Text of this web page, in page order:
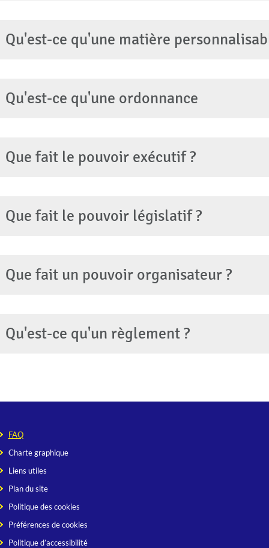
Qu'est-ce qu'une matière
Qu'est-ce qu'une ordonnance
Que fait le pouvoir exécutif ?
Que fait le pouvoir législatif ?
Que fait un pouvoir organisateur ?
Qu'est-ce qu'un règlement ?
FAQ
Charte graphique
Liens utiles
Plan du site
Politique des cookies
Préférences de cookies
Politique d’accessibilité